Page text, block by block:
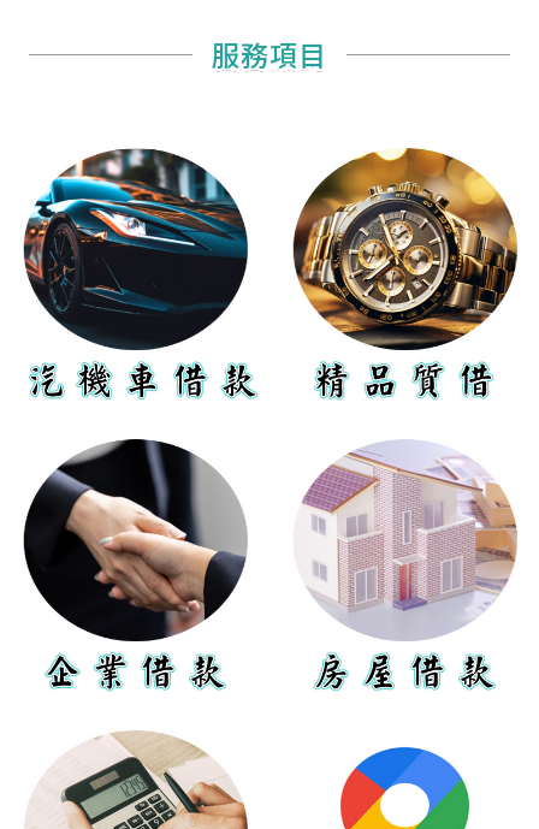
服務項目
服務項目